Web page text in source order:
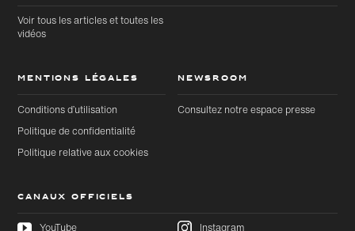
Voir tous les articles et toutes les
vidéos
MENTIONS LÉGALES
Conditions d’utilisation
Politique de confidentialité
Politique relative aux cookies
NEWSROOM
Consultez notre espace presse
CANAUX OFFICIELS
YouTube Instagram